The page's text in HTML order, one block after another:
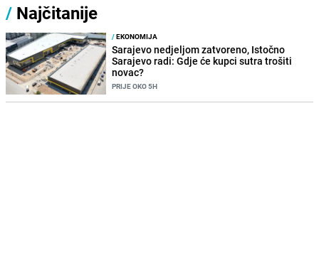
/ Najčitanije
/EKONOMIJA
Sarajevo nedjeljom zatvoreno, Istočno
Sarajevo radi: Gdje će kupci sutra trošiti
novac?
PRIJE OKO 5H